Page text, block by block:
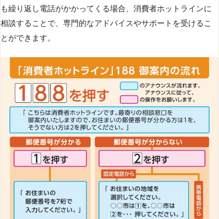
も繰り返し電話がかかってくる場合、消費者ホットラインに
相談することで、専門的なアドバイスやサポートを受けるこ
とができます​​。